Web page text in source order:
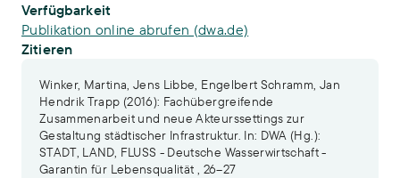
Verfügbarkeit
Publikation online abrufen (dwa.de)
Zitieren
Winker, Martina, Jens Libbe, Engelbert Schramm, Jan
Hendrik Trapp (2016): Fachübergreifende
Zusammenarbeit und neue Akteurssettings zur
Gestaltung städtischer Infrastruktur. In: DWA (Hg.):
STADT, LAND, FLUSS - Deutsche Wasserwirtschaft -
Garantin für Lebensqualität , 26–27